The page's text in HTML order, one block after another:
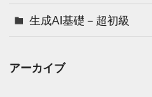
生成AI基礎－超初級
アーカイブ